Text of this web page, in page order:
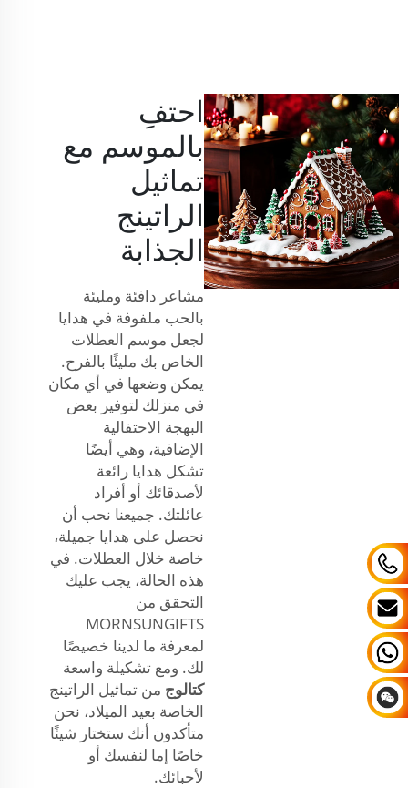
احتفِ
بالموسم مع
تماثيل
الراتينج
الجذابة
مشاعر دافئة ومليئة
بالحب ملفوفة في هدايا
لجعل موسم العطلات
الخاص بك مليئًا بالفرح.
يمكن وضعها في أي مكان
في منزلك لتوفير بعض
البهجة الاحتفالية
الإضافية، وهي أيضًا
تشكل هدايا رائعة
لأصدقائك أو أفراد
عائلتك. جميعنا نحب أن
نحصل على هدايا جميلة،
خاصة خلال العطلات. في
هذه الحالة، يجب عليك
التحقق من
MORNSUNGIFTS
لمعرفة ما لدينا خصيصًا
لك. ومع تشكيلة واسعة
كتالوج من تماثيل الراتينج
الخاصة بعيد الميلاد، نحن
متأكدون أنك ستختار شيئًا
خاصًا إما لنفسك أو
لأحبائك.